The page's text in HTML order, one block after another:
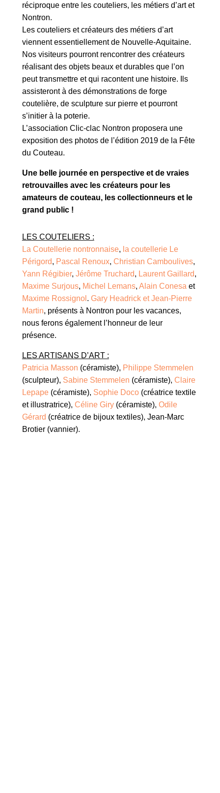
réciproque entre les couteliers, les métiers d’art et
Nontron.
Les couteliers et créateurs des métiers d’art
viennent essentiellement de Nouvelle-Aquitaine.
Nos visiteurs pourront rencontrer des créateurs
réalisant des objets beaux et durables que l’on
peut transmettre et qui racontent une histoire. Ils
assisteront à des démonstrations de forge
coutelière, de sculpture sur pierre et pourront
s’initier à la poterie.
L’association Clic-clac Nontron proposera une
exposition des photos de l’édition 2019 de la Fête
du Couteau.
Une belle journée en perspective et de vraies
retrouvailles avec les créateurs pour les
amateurs de couteau, les collectionneurs et le
grand public !
LES COUTELIERS :
La Coutellerie nontronnaise, la coutellerie Le
Périgord, Pascal Renoux, Christian Camboulives,
Yann Régibier, Jérôme Truchard, Laurent Gaillard,
Maxime Surjous, Michel Lemans, Alain Conesaet
Maxime Rossignol . Gary Headrick et Jean-Pierre
Martin, présents à Nontron pour les vacances,
nous ferons également l’honneur de leur
présence.
LES ARTISANS D’ART :
Patricia Masson (céramiste), Philippe Stemmelen
(sculpteur), Sabine Stemmelen (céramiste), Claire
Lepape(céramiste), Sophie Doco(créatrice textile
et illustratrice), Céline Giry(céramiste), Odile
Gérard (créatrice de bijoux textiles), Jean-Marc
Brotier (vannier).